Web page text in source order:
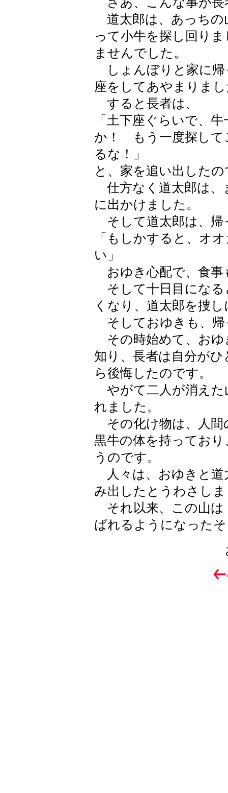
道太郎は、あっちの
って小牛を探し回り
ませんでした。
しょんぼりと家に帰
座をしてあやまりま
すると長者は、
「土下座ぐらいで、
か！ もう一度探し
るな！」
と、家を追い出した
仕方なく道太郎は、
に出かけました。
そして道太郎は、帰
「もしかすると、オ
い」
おゆき心配で、食事
そして十日目になる
くなり、道太郎を捜
そしておゆきも、帰
その時始めて、おゆ
知り、長者は自分が
ら後悔したのです。
やがて二人が消えた
れました。
その化け物は、人間
黒牛の体を持ってお
うのです。
人々は、おゆきと道
み出したとうわさし
それ以来、この山は
ばれるようになった